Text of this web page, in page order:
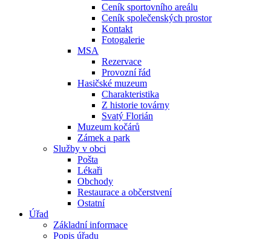
Ceník sportovního areálu
Ceník společenských prostor
Kontakt
Fotogalerie
MSA
Rezervace
Provozní řád
Hasičské muzeum
Charakteristika
Z historie továrny
Svatý Florián
Muzeum kočárů
Zámek a park
Služby v obci
Pošta
Lékaři
Obchody
Restaurace a občerstvení
Ostatní
Úřad
Základní informace
Popis úřadu